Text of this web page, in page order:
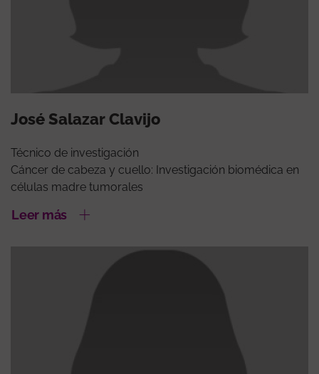
José Salazar Clavijo
Técnico de investigación
Cáncer de cabeza y cuello: Investigación biomédica en
células madre tumorales
Leer más